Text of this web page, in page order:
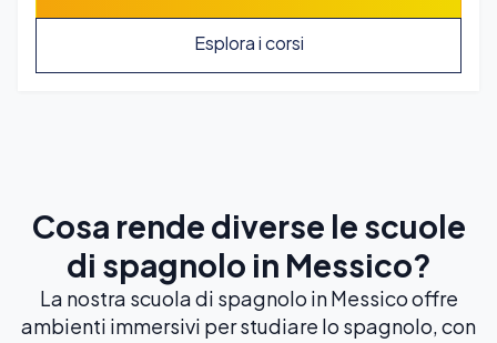
Esplora i corsi
Cosa rende diverse le scuole
di spagnolo in Messico?
La nostra scuola di spagnolo in Messico offre
ambienti immersivi per studiare lo spagnolo, con